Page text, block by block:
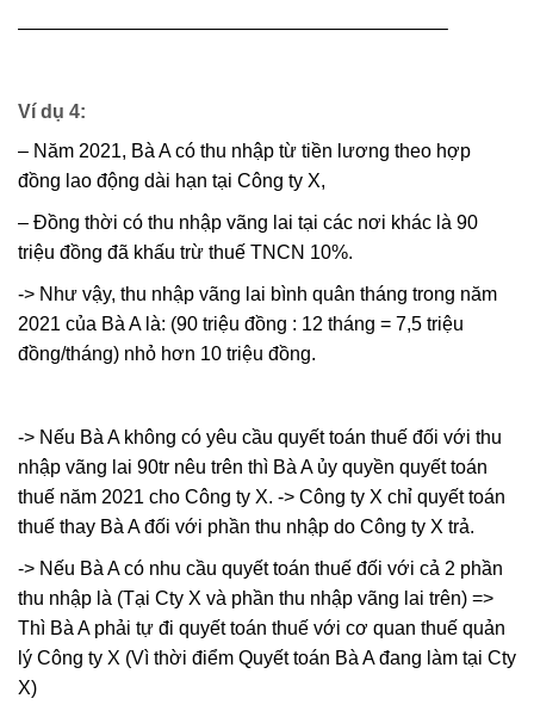
——————————————————————–
Ví dụ 4:
– Năm 2021, Bà A có thu nhập từ tiền lương theo hợp
đồng lao động dài hạn tại Công ty X,
– Đồng thời có thu nhập vãng lai tại các nơi khác là 90
triệu đồng đã khấu trừ thuế TNCN 10%.
-> Như vậy, thu nhập vãng lai bình quân tháng trong năm
2021 của Bà A là: (90 triệu đồng : 12 tháng = 7,5 triệu
đồng/tháng) nhỏ hơn 10 triệu đồng.
-> Nếu Bà A không có yêu cầu quyết toán thuế đối với thu
nhập vãng lai 90tr nêu trên thì Bà A ủy quyền quyết toán
thuế năm 2021 cho Công ty X. -> Công ty X chỉ quyết toán
thuế thay Bà A đối với phần thu nhập do Công ty X trả.
-> Nếu Bà A có nhu cầu quyết toán thuế đối với cả 2 phần
thu nhập là (Tại Cty X và phần thu nhập vãng lai trên) =>
Thì Bà A phải tự đi quyết toán thuế với cơ quan thuế quản
lý Công ty X (Vì thời điểm Quyết toán Bà A đang làm tại Cty
X)